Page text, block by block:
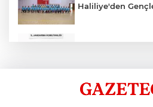
Haliliye'den
Hikmet Başak’tan